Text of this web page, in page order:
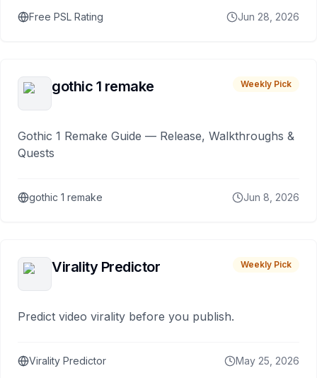
Free PSL Rating Jun 28, 2026
gothic 1 remake Weekly Pick
Gothic 1 Remake Guide — Release, Walkthroughs &
Quests
gothic 1 remake Jun 8, 2026
Virality Predictor Weekly Pick
Predict video virality before you publish.
Virality Predictor May 25, 2026